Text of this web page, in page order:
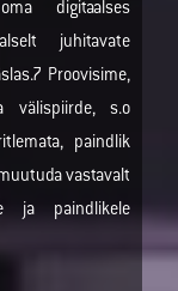
digitaalses
juhitavate
Proovisime,
välispiirde, s.o
paindlik
vastavalt
ja paindlikele